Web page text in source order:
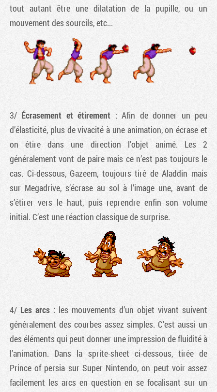
tout autant être une dilatation de la pupille, ou un
mouvement des sourcils, etc...
3/ Écrasement et étirement : Afin de donner un peu
d’élasticité, plus de vivacité à une animation, on écrase et
on étire dans une direction l’objet animé. Les 2
généralement vont de paire mais ce n’est pas toujours le
cas. Ci-dessous, Gazeem, toujours tiré de Aladdin mais
sur Megadrive, s’écrase au sol à l’image une, avant de
s’étirer vers le haut, puis reprendre enfin son volume
initial. C’est une réaction classique de surprise.
4/ Les arcs : les mouvements d’un objet vivant suivent
généralement des courbes assez simples. C’est aussi un
des éléments qui peut donner une impression de fluidité à
l’animation. Dans la sprite-sheet ci-dessous, tirée de
Prince of persia sur Super Nintendo, on peut voir assez
facilement les arcs en question en se focalisant sur un